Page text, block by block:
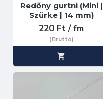
Redőny gurtni (Mini |
Szürke | 14 mm)
220 Ft / fm
(Bruttó)